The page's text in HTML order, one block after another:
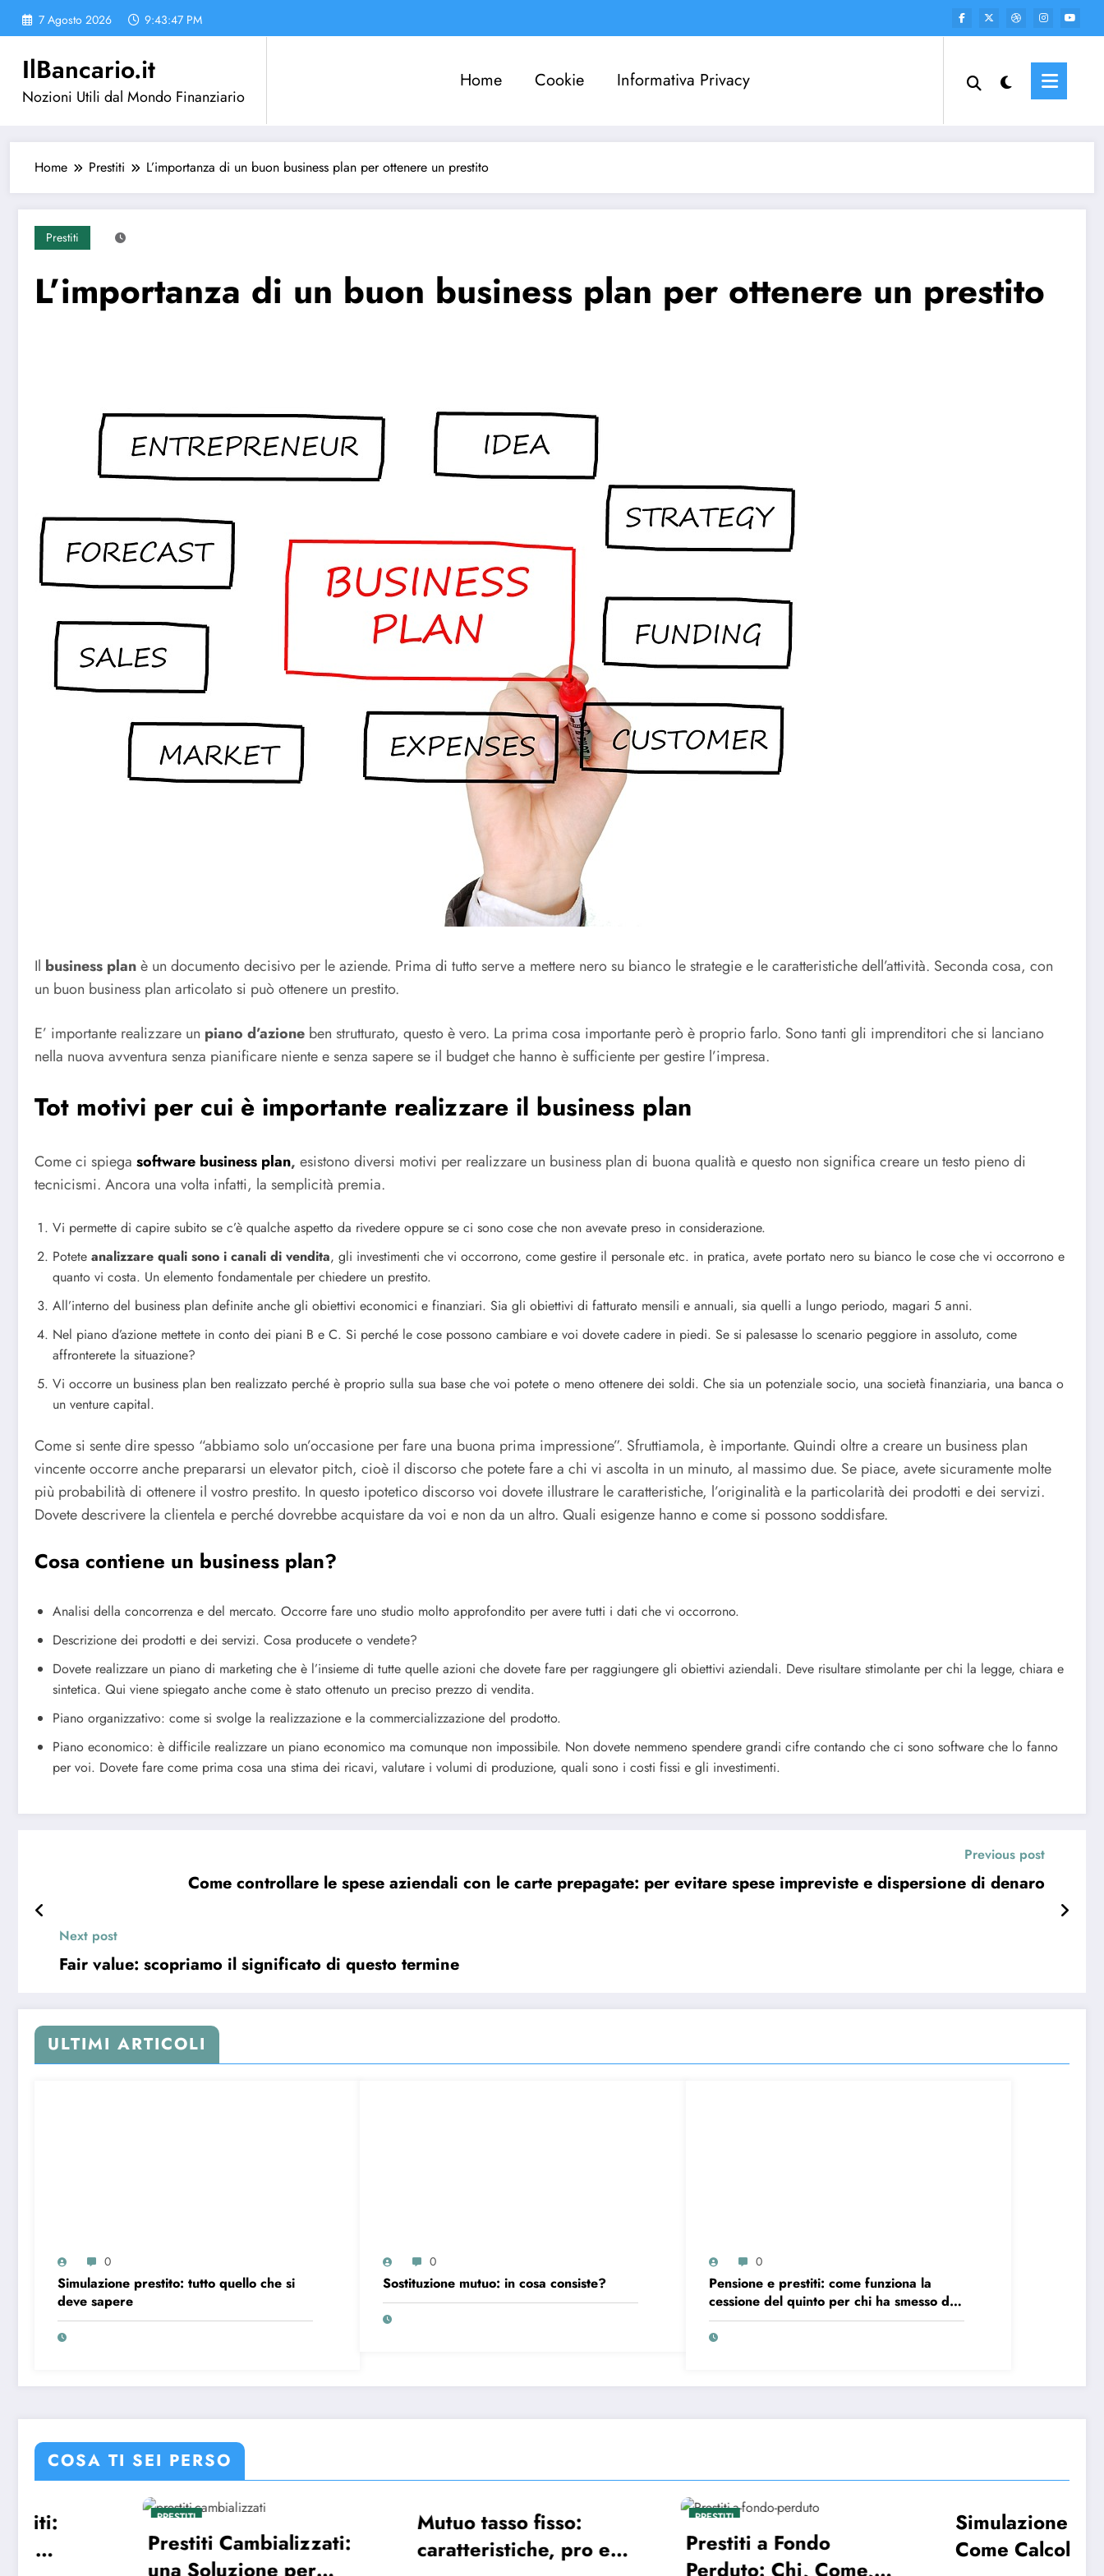
7 Agosto 2026 9:43:48 PM
IlBancario.it
Nozioni Utili dal Mondo Finanziario
Home Cookie Informativa Privacy
Home Prestiti L’importanza di un buon business plan per ottenere un prestito
Prestiti
L’importanza di un buon business plan per ottenere un prestito
Il business planè un documento decisivo per le aziende. Prima di tutto serve a mettere nero su bianco le strategie e le caratteristiche dell’attività. Seconda cosa, con
un buon business plan articolato si può ottenere un prestito.
E’ importante realizzare un piano d’azione ben strutturato, questo è vero. La prima cosa importante però è proprio farlo. Sono tanti gli imprenditori che si lanciano
nella nuova avventura senza pianificare niente e senza sapere se il budget che hanno è sufficiente per gestire l’impresa.
Tot motivi per cui è importante realizzare il business plan
Come ci spiega software business plan, esistono diversi motivi per realizzare un business plan di buona qualità e questo non significa creare un testo pieno di
tecnicismi. Ancora una volta infatti, la semplicità premia.
Vi permette di capire subito se c’è qualche aspetto da rivedere oppure se ci sono cose che non avevate preso in considerazione.
Potete analizzare quali sono i canali di vendita, gli investimenti che vi occorrono, come gestire il personale etc. in pratica, avete portato nero su bianco le cose che vi occorrono e
quanto vi costa. Un elemento fondamentale per chiedere un prestito.
All’interno del business plan definite anche gli obiettivi economici e finanziari. Sia gli obiettivi di fatturato mensili e annuali, sia quelli a lungo periodo, magari 5 anni.
Nel piano d’azione mettete in conto dei piani B e C. Si perché le cose possono cambiare e voi dovete cadere in piedi. Se si palesasse lo scenario peggiore in assoluto, come
affronterete la situazione?
Vi occorre un business plan ben realizzato perché è proprio sulla sua base che voi potete o meno ottenere dei soldi. Che sia un potenziale socio, una società finanziaria, una banca o
un venture capital.
Come si sente dire spesso “abbiamo solo un’occasione per fare una buona prima impressione”. Sfruttiamola, è importante. Quindi oltre a creare un business plan
vincente occorre anche prepararsi un elevator pitch, cioè il discorso che potete fare a chi vi ascolta in un minuto, al massimo due. Se piace, avete sicuramente molte
più probabilità di ottenere il vostro prestito. In questo ipotetico discorso voi dovete illustrare le caratteristiche, l’originalità e la particolarità dei prodotti e dei servizi.
Dovete descrivere la clientela e perché dovrebbe acquistare da voi e non da un altro. Quali esigenze hanno e come si possono soddisfare.
Cosa contiene un business plan?
Analisi della concorrenza e del mercato. Occorre fare uno studio molto approfondito per avere tutti i dati che vi occorrono.
Descrizione dei prodotti e dei servizi. Cosa producete o vendete?
Dovete realizzare un piano di marketing che è l’insieme di tutte quelle azioni che dovete fare per raggiungere gli obiettivi aziendali. Deve risultare stimolante per chi la legge, chiara e
sintetica. Qui viene spiegato anche come è stato ottenuto un preciso prezzo di vendita.
Piano organizzativo: come si svolge la realizzazione e la commercializzazione del prodotto.
Piano economico: è difficile realizzare un piano economico ma comunque non impossibile. Non dovete nemmeno spendere grandi cifre contando che ci sono software che lo fanno
per voi. Dovete fare come prima cosa una stima dei ricavi, valutare i volumi di produzione, quali sono i costi fissi e gli investimenti.
Previous post
Come controllare le spese aziendali con le carte prepagate: per evitare spese impreviste e dispersione di denaro
Next post
Fair value: scopriamo il significato di questo termine
ULTIMI ARTICOLI
0
Simulazione prestito: tutto quello che si
deve sapere
0
Sostituzione mutuo: in cosa consiste?
0
Pensione e prestiti: come funziona la
cessione del quinto per chi ha smesso di
lavorare?
COSA TI SEI PERSO
PRESTITI
Prestiti Cambializzati:
una Soluzione per
Mutuo tasso fisso:
caratteristiche, pro e
Prestiti a Fondo
Perduto: Chi, Come,
Simulazione ISEE:
Come Calcolare la Tua